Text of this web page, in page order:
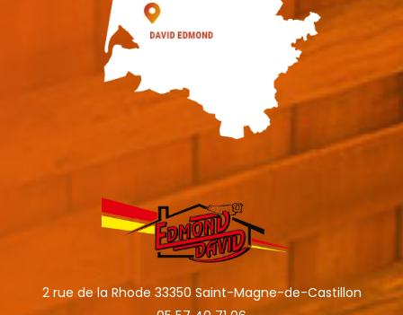
2 rue de la Rhode 33350 Saint-Magne-de-Castillon